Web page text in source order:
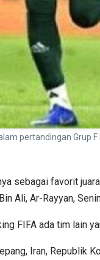
pertandingan
sebagai favorit
Ali, Ar-Rayyan,
FIFA ada tim lain
Iran, Republik